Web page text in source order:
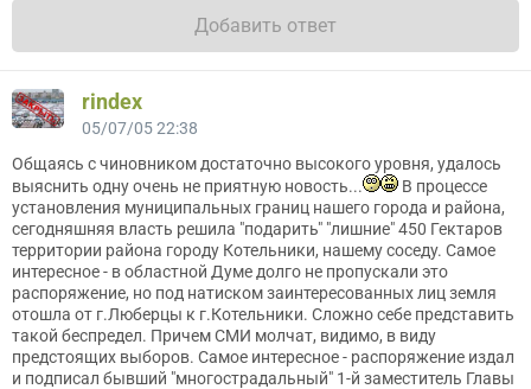
Добавить ответ
rindex
05/07/05 22:38
Общаясь с чиновником достаточно высокого уровня, удалось
выяснить одну очень не приятную новость...
В процессе
установления муниципальных границ нашего города и района,
сегодняшняя власть решила "подарить" "лишние" 450 Гектаров
территории района городу Котельники, нашему соседу. Самое
интересное - в областной Думе долго не пропускали это
распоряжение, но под натиском заинтересованных лиц земля
отошла от г.Люберцы к г.Котельники. Сложно себе представить
такой беспредел. Причем СМИ молчат, видимо, в виду
предстоящих выборов. Самое интересное - распоряжение издал
и подписал бывший "многострадальный" 1-й заместитель Главы